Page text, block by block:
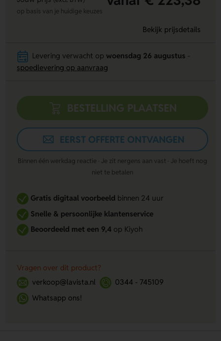
op basis van je huidige keuzes
Bekijk prijsdetails
Levering verwacht op woensdag 26 augustus
spoedlevering op aanvraag
BESTELLING PLAATSEN
EERST OFFERTE ONTVANGEN
Binnen één werkdag reactie · Je zit nergens aan vast · Je hoeft nog
niet te betalen
Gratis digitaal voorbeeldbinnen 24 uur
Snelle & persoonlijke klantenservice
Beoordeeld met een 9,4op Kiyoh
Vragen over dit product?
verkoop@lavista.nl
0344 - 745109
Whatsapp ons!